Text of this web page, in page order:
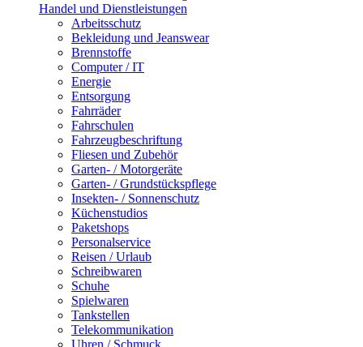
Handel und Dienstleistungen
Arbeitsschutz
Bekleidung und Jeanswear
Brennstoffe
Computer / IT
Energie
Entsorgung
Fahrräder
Fahrschulen
Fahrzeugbeschriftung
Fliesen und Zubehör
Garten- / Motorgeräte
Garten- / Grundstückspflege
Insekten- / Sonnenschutz
Küchenstudios
Paketshops
Personalservice
Reisen / Urlaub
Schreibwaren
Schuhe
Spielwaren
Tankstellen
Telekommunikation
Uhren / Schmuck